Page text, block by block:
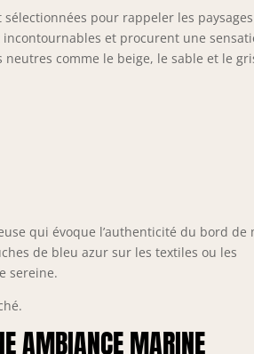
pour rappeler les paysages
et procurent une
comme le beige, le sable et le
qui évoque l’authenticité du bord de
de bleu azur sur les textiles ou les
sereine.
AMBIANCE MARINE